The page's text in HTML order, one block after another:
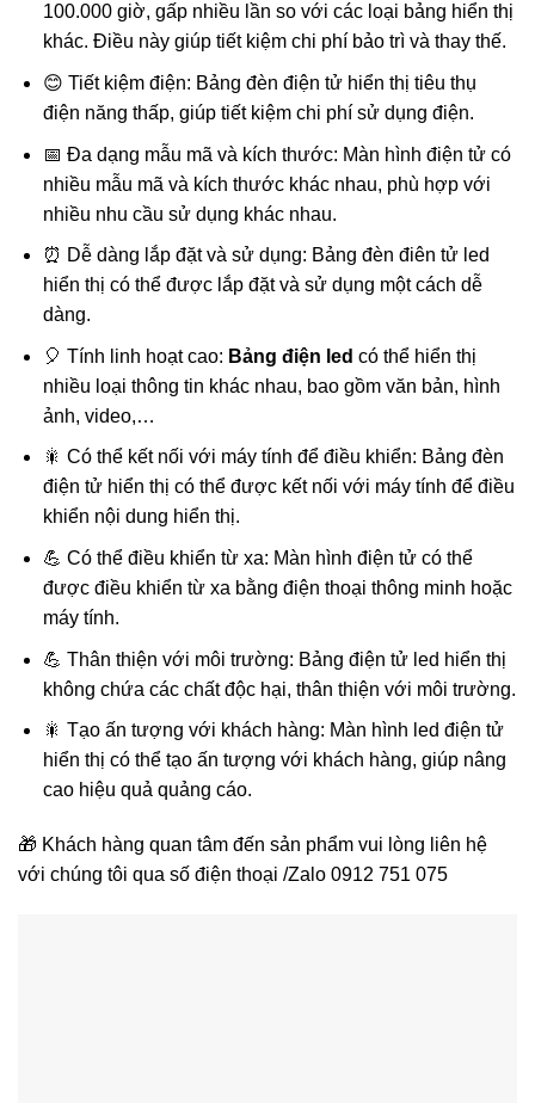
100.000 giờ, gấp nhiều lần so với các loại bảng hiển thị
khác. Điều này giúp tiết kiệm chi phí bảo trì và thay thế.
😊 Tiết kiệm điện: Bảng đèn điện tử hiển thị tiêu thụ
điện năng thấp, giúp tiết kiệm chi phí sử dụng điện.
📅 Đa dạng mẫu mã và kích thước: Màn hình điện tử có
nhiều mẫu mã và kích thước khác nhau, phù hợp với
nhiều nhu cầu sử dụng khác nhau.
⏰ Dễ dàng lắp đặt và sử dụng: Bảng đèn điên tử led
hiển thị có thể được lắp đặt và sử dụng một cách dễ
dàng.
🎈 Tính linh hoạt cao: Bảng điện led có thể hiển thị
nhiều loại thông tin khác nhau, bao gồm văn bản, hình
ảnh, video,…
🎇 Có thể kết nối với máy tính để điều khiển: Bảng đèn
điện tử hiển thị có thể được kết nối với máy tính để điều
khiển nội dung hiển thị.
💪 Có thể điều khiển từ xa: Màn hình điện tử có thể
được điều khiển từ xa bằng điện thoại thông minh hoặc
máy tính.
💪 Thân thiện với môi trường: Bảng điện tử led hiển thị
không chứa các chất độc hại, thân thiện với môi trường.
🎇 Tạo ấn tượng với khách hàng: Màn hình led điện tử
hiển thị có thể tạo ấn tượng với khách hàng, giúp nâng
cao hiệu quả quảng cáo.
🎁 Khách hàng quan tâm đến sản phẩm vui lòng liên hệ
với chúng tôi qua số điện thoại /Zalo 0912 751 075